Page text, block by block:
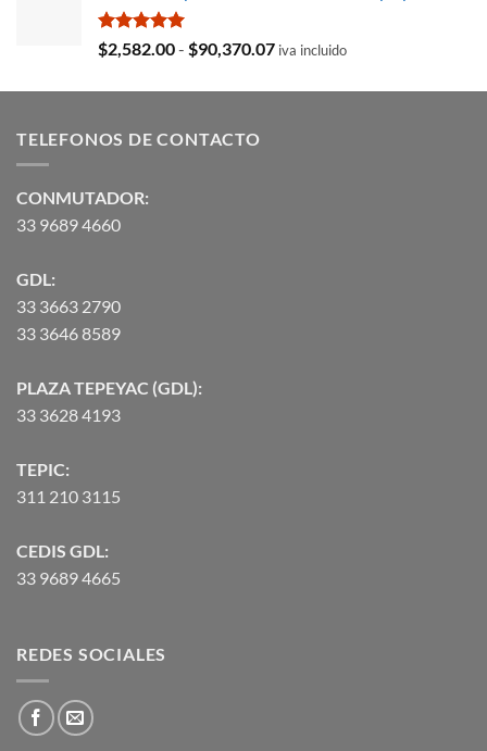
$35,369.97. $29,103.19.
Valorado
con
$2,582.00- $90,370.07Rango
precios:
iva incluido
TELEFONOS DE CONTACTO
CONMUTADOR:
33 9689 4660
GDL:
33 3663 2790
33 3646 8589
PLAZA TEPEYAC (GDL):
33 3628 4193
TEPIC:
311 210 3115
CEDIS GDL:
33 9689 4665
REDES SOCIALES